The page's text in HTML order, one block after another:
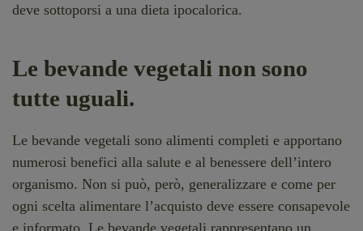
deve sottoporsi a una dieta ipocalorica.
Le bevande vegetali non sono
tutte uguali.
Le bevande vegetali sono alimenti completi e apportano
numerosi benefici alla salute e al benessere dell’intero
organismo. Non si può, però, generalizzare e come per
ogni scelta alimentare l’acquisto deve essere consapevole
e informato. Le bevande vegetali rappresentano un